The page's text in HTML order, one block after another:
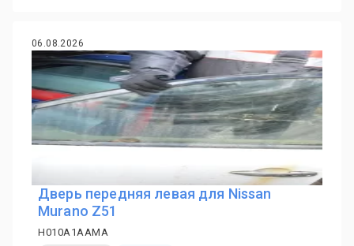
06.08.2026
Дверь передняя левая для Nissan
Murano Z51
H010A1AAMA